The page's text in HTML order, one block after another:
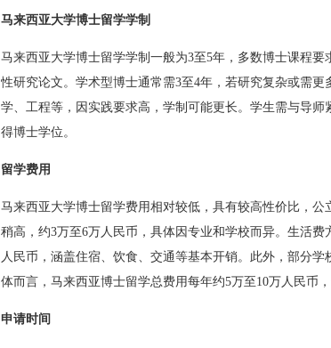
马来西亚大学博士留学学制
马来西亚大学博士留学学制一般为3至5年，多数博士课程
性研究论文。学术型博士通常需3至4年，若研究复杂或需
学、工程等，因实践要求高，学制可能更长。学生需与导
得博士学位。
留学费用
马来西亚大学博士留学费用相对较低，具有较高性价比，
稍高，约3万至6万人民币，具体因专业和学校而异。生活费
人民币，涵盖住宿、饮食、交通等基本开销。此外，部分
体而言，马来西亚博士留学总费用每年约5万至10万人民币
申请时间